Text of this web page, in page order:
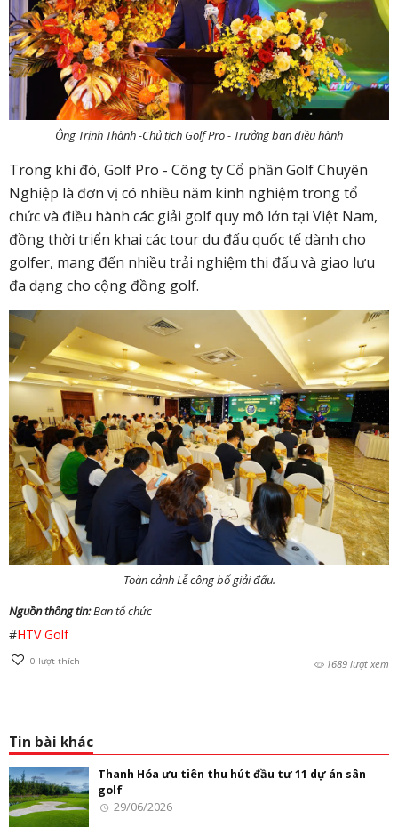
Ông Trịnh Thành -Chủ tịch Golf Pro - Trưởng ban điều hành
Trong khi đó, Golf Pro - Công ty Cổ phần Golf Chuyên
Nghiệp là đơn vị có nhiều năm kinh nghiệm trong tổ
chức và điều hành các giải golf quy mô lớn tại Việt Nam,
đồng thời triển khai các tour du đấu quốc tế dành cho
golfer, mang đến nhiều trải nghiệm thi đấu và giao lưu
đa dạng cho cộng đồng golf.
Toàn cảnh Lễ công bố giải đấu.
Nguồn thông tin:Ban tổ chức
#HTV Golf
0 lượt thích 1689 lượt xem
Tin bài khác
Thanh Hóa ưu tiên thu hút đầu tư 11 dự án sân
golf
29/06/2026